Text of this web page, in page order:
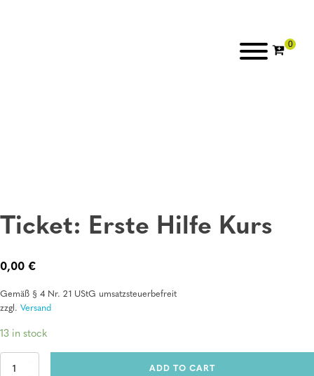
Ticket: Erste Hilfe Kurs
0,00 €
Gemäß § 4 Nr. 21 UStG umsatzsteuerbefreit
zzgl. Versand
13 in stock
Ticket:
ADD TO CART